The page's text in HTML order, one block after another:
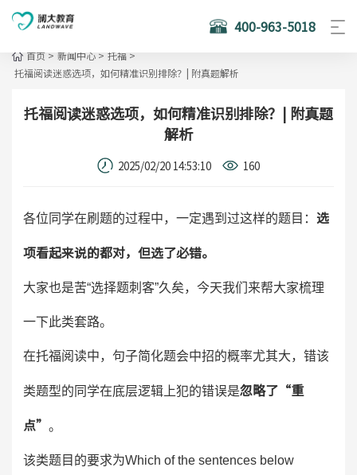
400-963-5018
首页 > 新闻中心 > 托福 >
托福阅读迷惑选项，如何精准识别排除？| 附真题解析
托福阅读迷惑选项，如何精准识别排除？| 附真题
解析
2025/02/20 14:53:10 160
各位同学在刷题的过程中，一定遇到过这样的题目： 选
项看起来说的都对，但选了必错。
大家也是苦“选择题刺客”久矣，今天我们来帮大家梳理
一下此类套路。
在托福阅读中，句子简化题会中招的概率尤其大，错该
类题型的同学在底层逻辑上犯的错误是忽略了“重
点” 。
该类题目的要求为Which of the sentences below